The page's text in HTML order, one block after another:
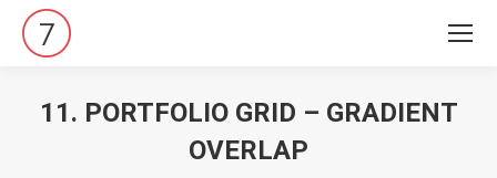
11. PORTFOLIO GRID – GRADIENT
OVERLAP